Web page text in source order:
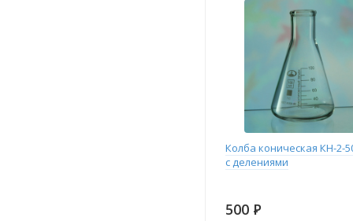
Колба коническая КН-2-
с делениями
500 Р